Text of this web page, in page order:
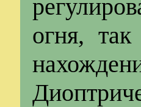
огня,